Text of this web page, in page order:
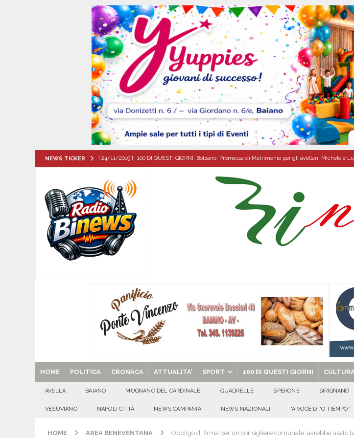
NEWS TICKER [ 24/11/2019 ] 100 DI QUESTI GIORNI. Bolzano, Promessa di Matrimonio per gli avellani Michele e
[ 06/08/2026 ] Il comune di Meta di Sorrento stipula protolocco d’intesa con la guardia
CITTA'
[ 06/08/2026 ] Mugnano del Cardinale, Iolanda Prisco è la nuova agente della Polizia Municipale
[ 06/08/2026 ] Lutto ad Avella: è scomparso il dott. Domenico Amato, aveva 85 anni
[ 06/08/2026 ]
[ 06/08/2026 ] VALLESACCARDA, torna CumVivere: la tavola come simbolo di condivisione, armonia
E MANIFESTAZIONI
[ 29/08/2025 ] SANT’Oggi. Venerdì 29 agosto la chiesa celebra il Martirio di san Giovanni Battista e
HOME POLITICA CRONACA ATTUALITA’ SPORT 100 DI QUESTI GIORNI
AVELLA BAIANO MUGNANO DEL CARDINALE QUADRELLE SPERONE SIRIGNANO
VESUVIANO NAPOLI CITTÀ NEWS CAMPANIA NEWS NAZIONALI “A VOCE D’ ‘O TIEMPO”
HOME AREA BENEVENTANA Obbligo di firma per un consigliere comunale: avrebbe usato